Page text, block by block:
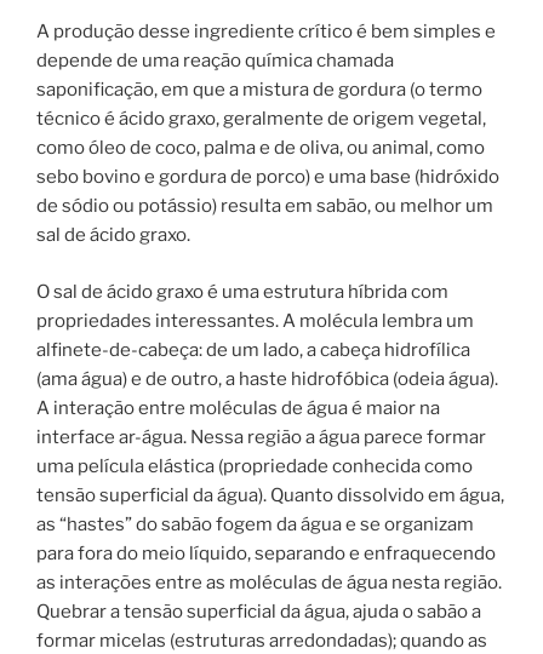
A produção desse ingrediente crítico é bem simples e
depende de uma reação química chamada
saponificação, em que a mistura de gordura (o termo
técnico é ácido graxo, geralmente de origem vegetal,
como óleo de coco, palma e de oliva, ou animal, como
sebo bovino e gordura de porco) e uma base (hidróxido
de sódio ou potássio) resulta em sabão, ou melhor um
sal de ácido graxo.
O sal de ácido graxo é uma estrutura híbrida com
propriedades interessantes. A molécula lembra um
alfinete-de-cabeça: de um lado, a cabeça hidrofílica
(ama água) e de outro, a haste hidrofóbica (odeia água).
A interação entre moléculas de água é maior na
interface ar-água. Nessa região a água parece formar
uma película elástica (propriedade conhecida como
tensão superficial da água). Quanto dissolvido em água,
as “hastes” do sabão fogem da água e se organizam
para fora do meio líquido, separando e enfraquecendo
as interações entre as moléculas de água nesta região.
Quebrar a tensão superficial da água, ajuda o sabão a
formar micelas (estruturas arredondadas); quando as